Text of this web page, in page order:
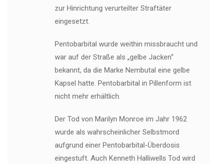
zur Hinrichtung verurteilter Straftäter
eingesetzt.
Pentobarbital wurde weithin missbraucht und
war auf der Straße als „gelbe Jacken“
bekannt, da die Marke Nembutal eine gelbe
Kapsel hatte. Pentobarbital in Pillenform ist
nicht mehr erhältlich.
Der Tod von Marilyn Monroe im Jahr 1962
wurde als wahrscheinlicher Selbstmord
aufgrund einer Pentobarbital-Überdosis
eingestuft. Auch Kenneth Halliwells Tod wird